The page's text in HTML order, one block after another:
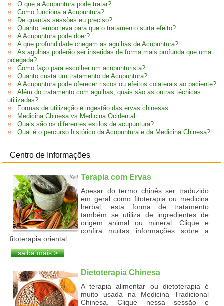
O que a Acupuntura pode tratar?
Como funciona a Acupuntura?
De quantas sessões eu preciso?
Quanto tempo leva para que o tratamento surta efeito?
A Acupuntura pode doer?
A que profundidade chegam as agulhas de Acupuntura?
As agulhas poderão ser inseridas de forma mais profunda que uma
polegada?
Como faço para escolher um acupunturista?
Quanto custa um tratamento de Acupuntura?
A Acupuntura pode oferecer riscos ou efeitos colaterais ao paciente?
Além do tratamento com agulhas, quais são as outras técnicas
utilizadas?
Formas de utilização e ingestão das ervas chinesas
Medicina Chinesa vs Medicina Ocidental
Quais são os diferentes estilos de acupuntura?
Qual é o percurso histórico da Acupuntura e da Medicina Chinesa?
Centro de Informações
Terapia com Ervas
Apesar do termo chinês ser traduzido
em geral como fitoterapia ou medicina
herbal, esta forma de tratamento
também se utiliza de ingredientes de
origem animal ou mineral. Clique e
confira muitas informações sobre a
fitoterapia oriental.
saiba mais >
Dietoterapia Chinesa
A terapia alimentar ou dietoterapia é
muito usada na Medicina Tradicional
Chinesa. Clique nessa sessão e